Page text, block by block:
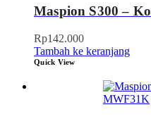
Maspion S300 –
Rp142.000
Tambah ke keranjang
Quick View